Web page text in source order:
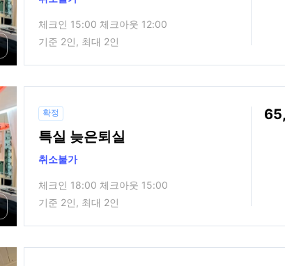
체크인 15:00 체크아웃 12:00
기준 2인, 최대 2인
확정
특실 늦은퇴실
취소불가
체크인 18:00 체크아웃 15:00
기준 2인, 최대 2인